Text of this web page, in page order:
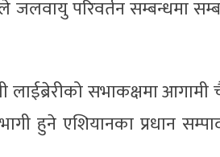
परिवर्तन सम्बन्धमा
सभाकक्षमा आगामी
हुने एशियानका प्रधान